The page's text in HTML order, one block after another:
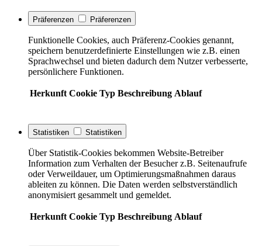
Präferenzen Präferenzen
Funktionelle Cookies, auch Präferenz-Cookies genannt,
speichern benutzerdefinierte Einstellungen wie z.B. einen
Sprachwechsel und bieten dadurch dem Nutzer verbesserte,
persönlichere Funktionen.
Herkunft Cookie Typ Beschreibung Ablauf
Statistiken Statistiken
Über Statistik-Cookies bekommen Website-Betreiber
Information zum Verhalten der Besucher z.B. Seitenaufrufe
oder Verweildauer, um Optimierungsmaßnahmen daraus
ableiten zu können. Die Daten werden selbstverständlich
anonymisiert gesammelt und gemeldet.
Herkunft Cookie Typ Beschreibung Ablauf